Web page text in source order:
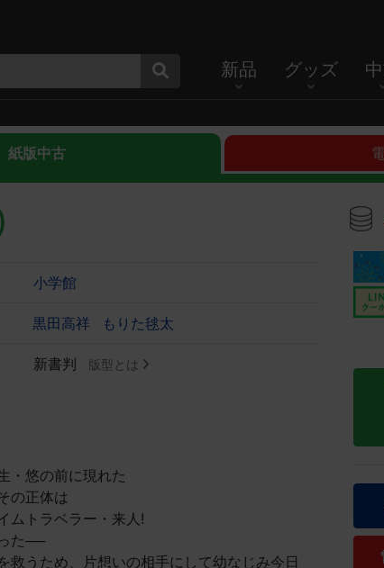
新品 グッズ
紙版中古
小学館
黒田高祥 もりた毬太
新書判 版型とは
・悠の前に現れた
の正体は
ムトラベラー・来人!
た──
救うため、片想いの相手にして幼なじみ今日